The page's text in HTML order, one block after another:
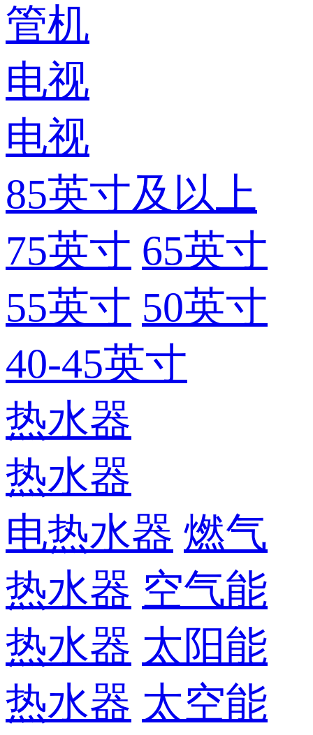
管机
电视
电视
85英寸及以上
75英寸 65英寸
55英寸 50英寸
40-45英寸
热水器
热水器
电热水器 燃气
热水器 空气能
热水器 太阳能
热水器 太空能